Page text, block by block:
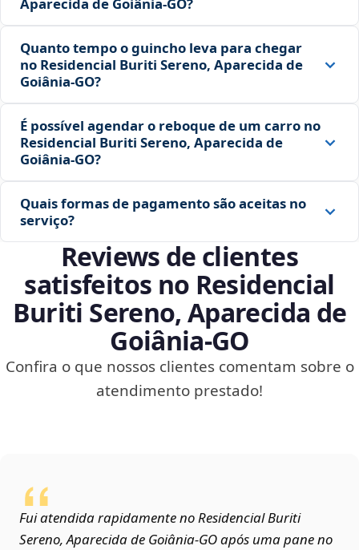
Aparecida de Goiânia‑GO?
Quanto tempo o guincho leva para chegar
no Residencial Buriti Sereno, Aparecida de
Goiânia‑GO?
É possível agendar o reboque de um carro no
Residencial Buriti Sereno, Aparecida de
Goiânia‑GO?
Quais formas de pagamento são aceitas no
serviço?
Reviews de clientes
satisfeitos no Residencial
Buriti Sereno, Aparecida de
Goiânia‑GO
Confira o que nossos clientes comentam sobre o
atendimento prestado!
Fui atendida rapidamente no Residencial Buriti
Sereno, Aparecida de Goiânia‑GO após uma pane no